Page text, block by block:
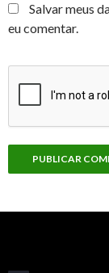
Salvar meus
eu comentar.